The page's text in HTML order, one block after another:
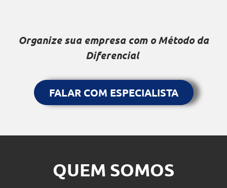
Organize sua empresa com o Método da
Diferencial
FALAR COM ESPECIALISTA
QUEM SOMOS